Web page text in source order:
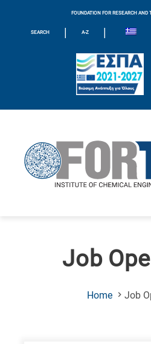
FOUNDATION FOR RESEARCH AND
SEARCH | A-Z |
Job
Home Job